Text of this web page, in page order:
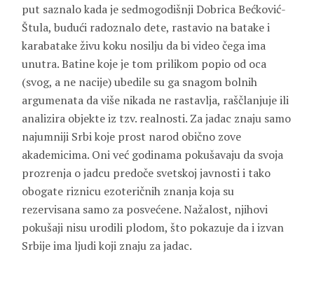
put saznalo kada je sedmogodišnji Dobrica Bećković-
Štula, budući radoznalo dete, rastavio na batake i
karabatake živu koku nosilju da bi video čega ima
unutra. Batine koje je tom prilikom popio od oca
(svog, a ne nacije) ubedile su ga snagom bolnih
argumenata da više nikada ne rastavlja, raščlanjuje ili
analizira objekte iz tzv. realnosti. Za jadac znaju samo
najumniji Srbi koje prost narod obično zove
akademicima. Oni već godinama pokušavaju da svoja
prozrenja o jadcu predoče svetskoj javnosti i tako
obogate riznicu ezoteričnih znanja koja su
rezervisana samo za posvećene. Nažalost, njihovi
pokušaji nisu urodili plodom, što pokazuje da i izvan
Srbije ima ljudi koji znaju za jadac.